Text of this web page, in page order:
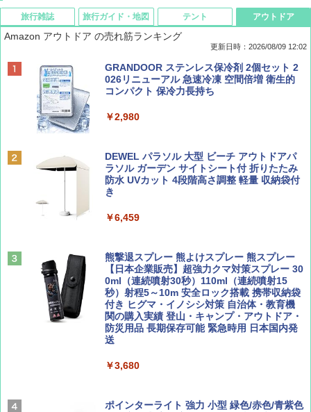
旅行雑誌
BE-PAL(ビ-パル) 2026年 9 月号【特別付録:
SOTO ミニマル"旅"財布 ランダム2種】
ディズニーファン ２０２６年 ９月号 [雑
誌] (ＤＩＳＮＥＹ ＦＡＮ)
￥713
￥1,540
Coyote No.89 特集 星野道夫 夢見る旅
旅行ガイド・地図
地球の歩き方 スター・ウォーズ
￥2,695
D40 地球の歩き方 チェンマイ タイ北部の魅
力的な町 2026～2027 地球の歩き方D アジア
￥2,079
球の歩き方A ヨーロッパ
￥2,479
A26 地球の歩き方 チェコ ポーランド スロヴ
ァキア 2026～2027 地球の歩き方A ヨーロッ
テント
[キャンパーズコレクション 山善] ポップアッ
プテント 傘みたいに広げて畳める パッとサ
ッとサンシェード キューブ フルクローズ メ
&ハイキング カーキ PATC-150(KH)
PYKES PEAK (パイクスピーク) 着替えテン
ト プライバシー テント 【中が透けない】 1
ーチ ピクニック ポップアップテント 携帯 簡
￥4,980
ENDLESS BASE 《めざましテレビで紹介》
テント ワンタッチ RENEW 幅200 2-3人用 43
500002(89232)
￥5,999
ーティング フルクローズ メッシュ 3-4人用
アウトドア
Amazon アウトドア の売れ筋ランキング
更新日時：2026/08/09 12:02
GRANDOOR ステンレス保冷剤 2個セット 2
026リニューアル 急速冷凍 空間倍増 衛生的
コンパクト 保冷力長持ち
￥2,980
DEWEL パラソル 大型 ビーチ アウトドアパ
ラソル ガーデン サイトシート付 折りたたみ
防水 UVカット 4段階高さ調整 軽量 収納袋付
き
￥6,459
熊撃退スプレー 熊よけスプレー 熊スプレー
【日本企業販売】超強力クマ対策スプレー 30
0ml（連続噴射30秒）110ml（連続噴射15
秒）射程5～10m 安全ロック搭載 携帯収納袋
付き ヒグマ・イノシシ対策 自治体・教育機
関の購入実績 登山・キャンプ・アウトドア・
防災用品 長期保存可能 緊急時用 日本国内発
送
￥3,680
ポインターライト 強力 小型 緑色/赤色/青紫色